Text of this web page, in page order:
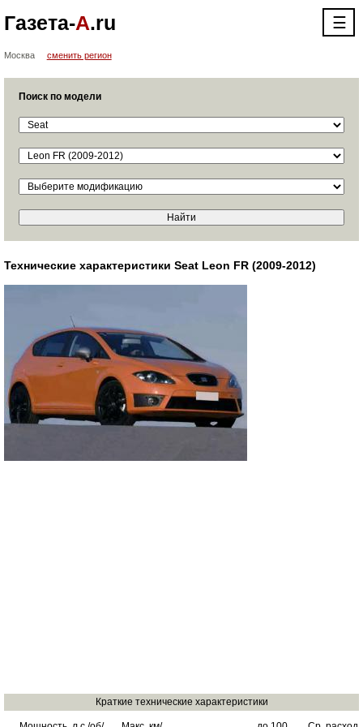
Газета-А.ru ☰
Москва сменить регион
Поиск по модели
Технические характеристики Seat Leon FR (2009-2012)
Краткие технические характеристики